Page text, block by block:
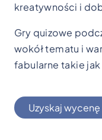
kreatywności i
Gry quizowe
wokół tematu i
fabularne takie
Uzyskaj wycenę